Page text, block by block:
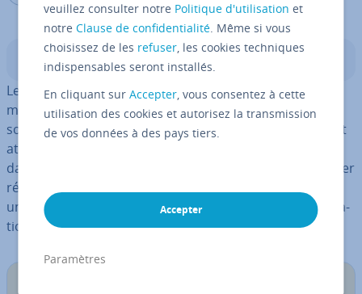
Sommaire
Les logiciels de retouche d’images, les ap­pli­ca­tions de
montage vidéo et les outils de gestion des réseaux
sociaux per­met­tent de créer des contenus vi­suel­le­ment
at­trac­tifs pour Instagram, de de produire des contenus
dans dif­fé­rents formats de manière efficace et de publier
ré­gu­liè­re­ment. Ils font gagner du temps, ga­ran­tis­sent
une image de marque cohérente et fa­ci­li­tent la pla­ni­fi­ca­
tion ainsi que l’analyse des per­for­mances.
veuillez consulter notre Politique d'utilisation et
notreClause de confidentialité. Même si vous
choisissez de les refuser, les cookies techniques
indispensables seront installés.
En cliquant surAccepter, vous consentez à cette
utilisation des cookies et autorisez la transmission
de vos données à des pays tiers.
Accepter
Paramètres